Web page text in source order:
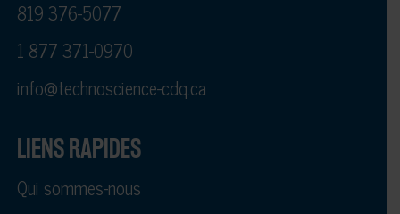
819 376-5077
1 877 371-0970
info@technoscience-cdq.ca
LIENS RAPIDES
Qui sommes-nous